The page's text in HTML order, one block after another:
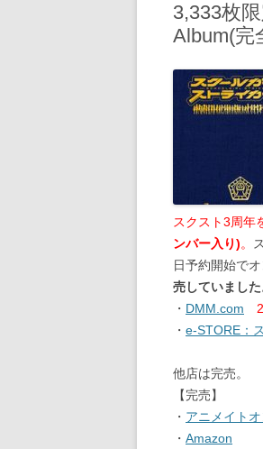
3,333枚
Album(完
スクスト3周年
ンバー入り)。
日予約開始で
売していました
・ DMM.com
・ e-STORE：
他店は完売。
【完売】
・ アニメイト
・ Amazon